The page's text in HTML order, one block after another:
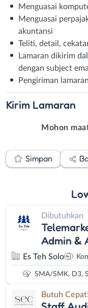
Menguasai
Menguasai
akuntansi
Teliti, detail,
Lamaran dikirim
dengan subject
Pengiriman
Kirim Lamaran
Mohon
Simpan
Dibutuhkan
Admin &
Es Teh Solo
SMA/SMK, D3,
Butuh Cepat!